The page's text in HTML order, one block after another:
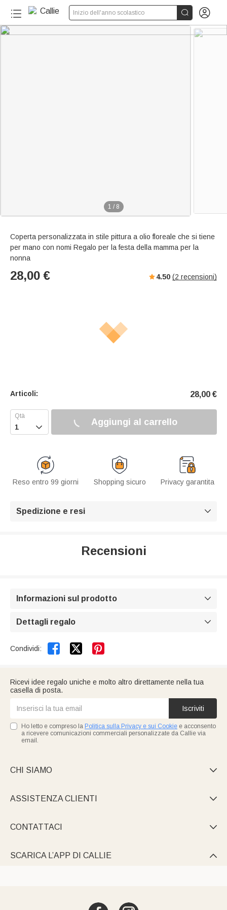
Inizio dell'anno scolastico  
1 / 8
Coperta personalizzata in stile pittura a olio floreale che si tiene
per mano con nomi Regalo per la festa della mamma per la
nonna
28,00 € 4.50 (2 recensioni)
Articoli: 28,00 €
 Aggiungi al carrello
Reso entro 99 giorni Shopping sicuro Privacy garantita
Spedizione e resi 
Recensioni
Informazioni sul prodotto 
Dettagli regalo 
Condividi:  
Ricevi idee regalo uniche e molto altro direttamente nella tua
casella di posta.
Iscriviti
Ho letto e compreso la Politica sulla Privacy e sui Cookie e acconsento
a ricevere comunicazioni commerciali personalizzate da Callie via
email.
CHI SIAMO 
ASSISTENZA CLIENTI 
CONTATTACI 
SCARICA L’APP DI CALLIE 